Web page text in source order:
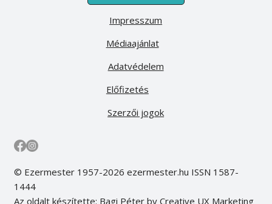
Médiaajánlat
Előfizetés
Impresszum
Adatvédelem
Szerzői jogok
© Ezermester 1957-2026 ezermester.hu ISSN 1587-
1444
Az oldalt készítette: Bagi Péter by Creative UX Marketing